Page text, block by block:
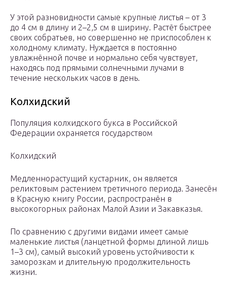
У этой разновидности самые крупные листья – от 3
до 4 см в длину и 2–2,5 см в ширину. Растёт быстрее
своих собратьев, но совершенно не приспособлен к
холодному климату. Нуждается в постоянно
увлажнённой почве и нормально себя чувствует,
находясь под прямыми солнечными лучами в
течение нескольких часов в день.
Колхидский
Популяция колхидского букса в Российской
Федерации охраняется государством
Колхидский
Медленнорастущий кустарник, он является
реликтовым растением третичного периода. Занесён
в Красную книгу России, распространён в
высокогорных районах Малой Азии и Закавказья.
По сравнению с другими видами имеет самые
маленькие листья (ланцетной формы длиной лишь
1–3 см), самый высокий уровень устойчивости к
заморозкам и длительную продолжительность
жизни.